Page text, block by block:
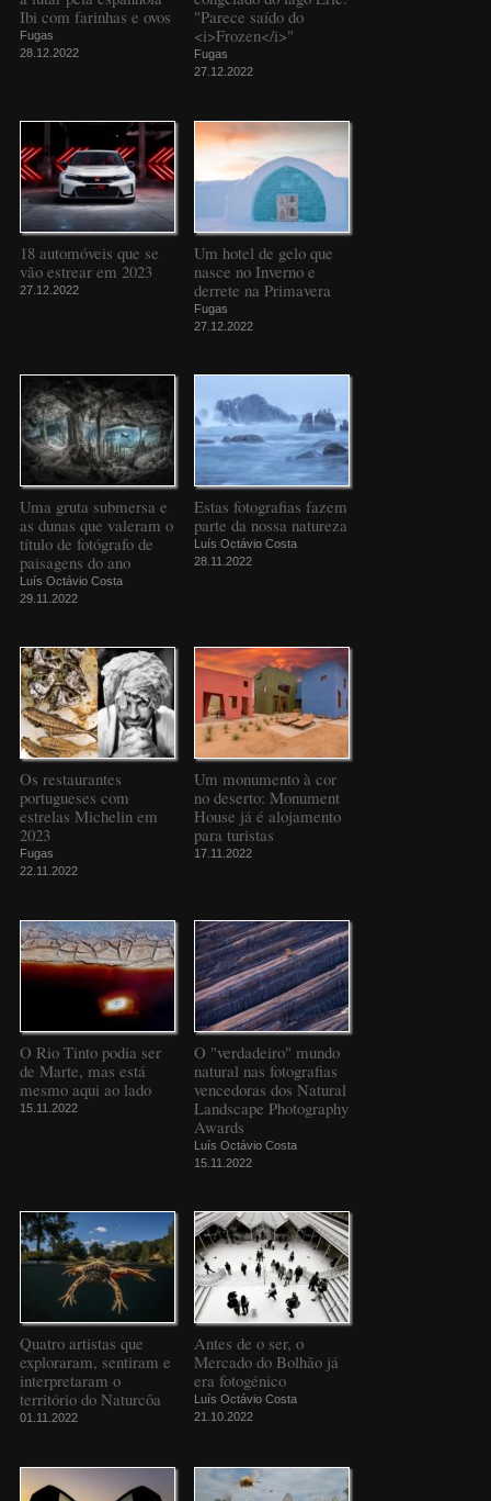
Ibi com farinhas e ovos
Fugas
28.12.2022
"Parece saído do
<i>Frozen</i>"
Fugas
27.12.2022
18 automóveis que se
vão estrear em 2023
27.12.2022
Um hotel de gelo que
nasce no Inverno e
derrete na Primavera
Fugas
27.12.2022
Uma gruta submersa e
as dunas que valeram o
título de fotógrafo de
paisagens do ano
Luís Octávio Costa
29.11.2022
Estas fotografias fazem
parte da nossa natureza
Luís Octávio Costa
28.11.2022
Os restaurantes
portugueses com
estrelas Michelin em
2023
Fugas
22.11.2022
Um monumento à cor
no deserto: Monument
House já é alojamento
para turistas
17.11.2022
O Rio Tinto podia ser
de Marte, mas está
mesmo aqui ao lado
15.11.2022
O "verdadeiro" mundo
natural nas fotografias
vencedoras dos Natural
Landscape Photography
Awards
Luís Octávio Costa
15.11.2022
Quatro artistas que
exploraram, sentiram e
interpretaram o
território do Naturcôa
01.11.2022
Antes de o ser, o
Mercado do Bolhão já
era fotogénico
Luís Octávio Costa
21.10.2022